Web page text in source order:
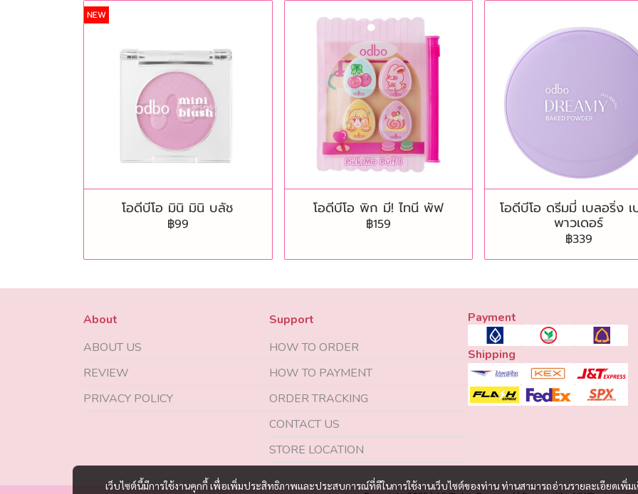
NEW
โอดีบีโอ มินิ มินิ บลัช
฿99
โอดีบีโอ พิก มี! ไทนี พัฟ
฿159
โอดีบีโอ ดรีมมี่ เบลอริ่ง
พาวเดอร์
฿339
เว็บไซต์นี้มีการใช้งานคุกกี้ เพื่อเพิ่มประสิทธิภาพและประสบการณ์ที่ดีในการใช้งานเว็บไซต์ของท่าน ท่านสามารถอ่านรายละเอียดเพิ่ม
About
ABOUT US
REVIEW
PRIVACY POLICY
Support
HOW TO ORDER
HOW TO PAYMENT
ORDER TRACKING
CONTACT US
STORE LOCATION
Payment
Shipping